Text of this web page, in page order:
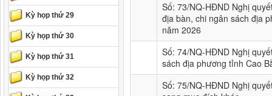
Số: 73/NQ-HĐND Nghị
địa bàn, chi ngân sách địa
năm 2026
Số: 74/NQ-HĐND Nghị
sách địa phương tỉnh Cao
Số: 75/NQ-HĐND Nghị
Kỳ họp thứ 29
Kỳ họp thứ 30
Kỳ họp thứ 31
Kỳ họp thứ 32